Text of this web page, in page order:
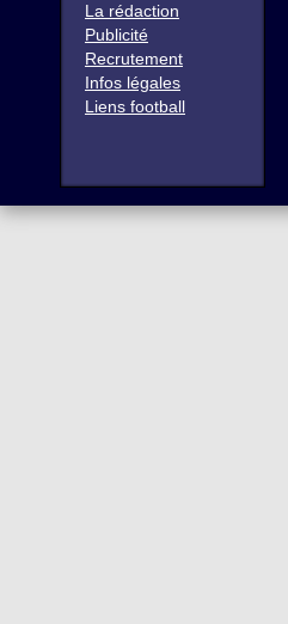
La rédaction
Publicité
Recrutement
Infos légales
Liens football